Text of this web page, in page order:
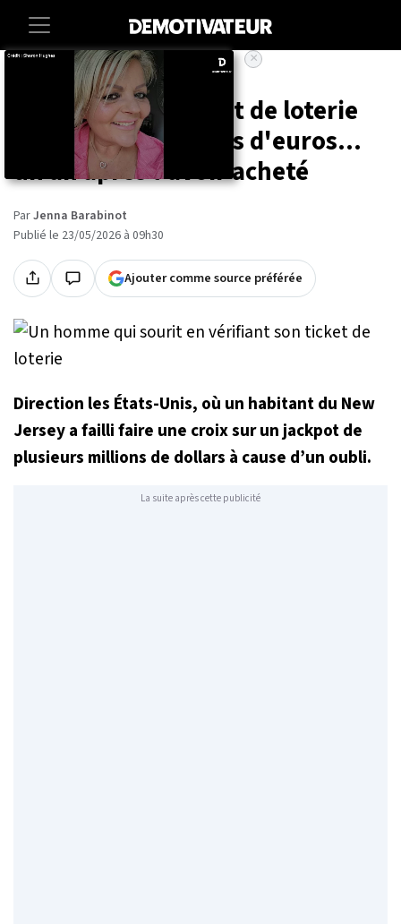
Lifestyle
Il retrouve un ticket de loterie
gagnant à 5 millions d'euros...
un an après l'avoir acheté
ParJenna Barabinot
Publié le 23/05/2026 à 09h30
Ajouter comme source préférée
Direction les États-Unis, où un habitant du New
Jersey a failli faire une croix sur un jackpot de
plusieurs millions de dollars à cause d’un oubli.
La suite après cette publicité
×